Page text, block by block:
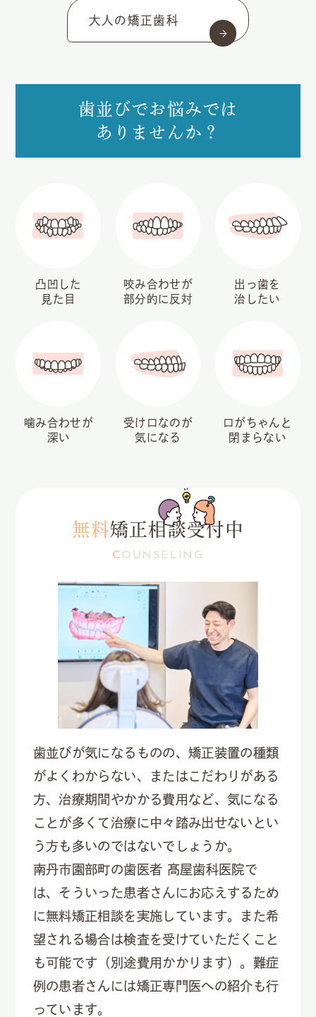
大人の矯正歯科
歯並びでお悩みでは
ありませんか？
凸凹した
見た目
咬み合わせが
部分的に反対
出っ歯を
治したい
噛み合わせが
深い
受け口なのが
気になる
口がちゃんと
閉まらない
無料矯正相談受付中
COUNSELING
歯並びが気になるものの、矯正装置の種類
がよくわからない、またはこだわりがある
方、治療期間やかかる費用など、気になる
ことが多くて治療に中々踏み出せないとい
う方も多いのではないでしょうか。
南丹市園部町の歯医者 髙屋歯科医院で
は、そういった患者さんにお応えするため
に無料矯正相談を実施しています。また希
望される場合は検査を受けていただくこと
も可能です（別途費用かかります）。難症
例の患者さんには矯正専門医への紹介も行
っています。